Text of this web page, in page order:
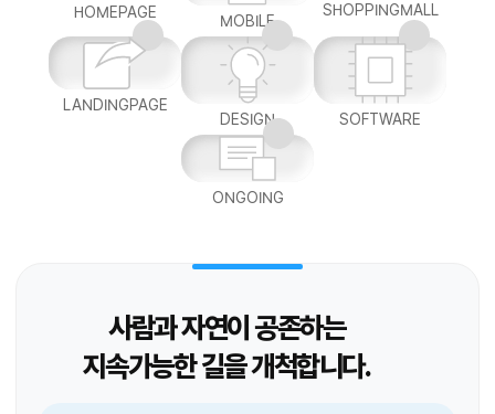
HOMEPAGE MOBILE
SHOPPINGMALL
LANDINGPAGE
DESIGN
SOFTWARE
ONGOING
사람과 자연이 공존하는
지속가능한 길을 개척합니다.